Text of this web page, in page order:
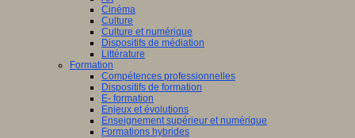
Cinéma
Culture
Culture et numérique
Dispositifs de médiation
Littérature
Formation
Compétences professionnelles
Dispositifs de formation
E- formation
Enjeux et évolutions
Enseignement supérieur et numérique
Formations hybrides